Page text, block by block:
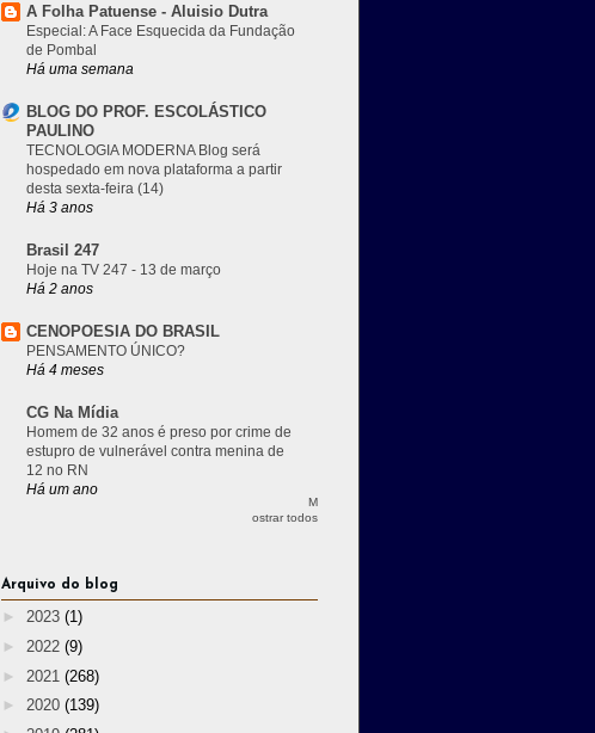
A Folha Patuense - Aluisio Dutra
Especial: A Face Esquecida da Fundação
de Pombal
Há uma semana
BLOG DO PROF. ESCOLÁSTICO
PAULINO
TECNOLOGIA MODERNA Blog será
hospedado em nova plataforma a partir
desta sexta-feira (14)
Há 3 anos
Brasil 247
Hoje na TV 247 - 13 de março
Há 2 anos
CENOPOESIA DO BRASIL
PENSAMENTO ÚNICO?
Há 4 meses
CG Na Mídia
Homem de 32 anos é preso por crime de
estupro de vulnerável contra menina de
12 no RN
Há um ano
M
ostrar todos
Arquivo do blog
► 2023 (1)
► 2022 (9)
► 2021 (268)
► 2020 (139)